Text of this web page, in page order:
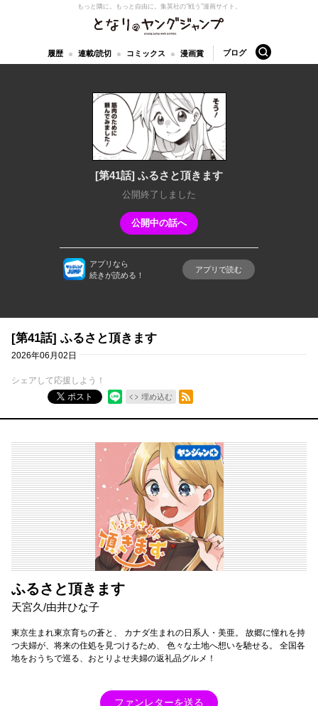
となりのヤングジャンプ
もっと隣に。もっと自由に。 集英社の“戦う”漫画サイト。
履歴 連載/読切 コミックス 漫画賞 ブログ 検索
[第41話] ふるさと頂きます
公開終了しました
公開中の話へ
アプリなら
続きが読める！
アプリで読む
[第41話] ふるさと頂きます
2026年06月02日
シェアして応援しよう！
ポスト
埋め込む
RSSフィード
ふるさと頂きます
天宮久/由井ひな子
東京生まれ東京育ちの蒼と、 カナダ生まれの日系人・美亜。 故郷に憧れを持
つ夫婦が、将来の住処を見つけるため、 色々な土地へ想いを馳せる。 全国各
地をおうちで巡る、おとりよせ夫婦の返礼品グルメ！
ファンレターを送る